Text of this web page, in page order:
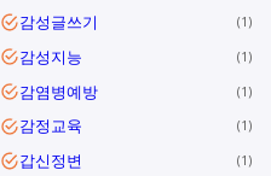
감성글쓰기 1
감성지능 1
감염병예방 1
감정교육 1
갑신정변 1